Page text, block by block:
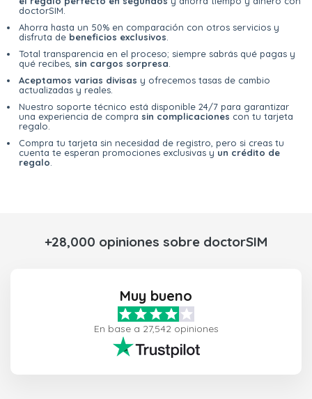
doctorSIM.
Ahorra hasta un 50% en comparación con otros servicios y
disfruta de beneficios exclusivos
Total transparencia en el proceso; siempre sabrás qué pagas y
qué recibes, sin cargos sorpresa
Aceptamos varias divisas y ofrecemos tasas de cambio
actualizadas y reales.
Nuestro soporte técnico está disponible 24/7 para garantizar
una experiencia de compra sin complicaciones con tu tarjeta
regalo.
Compra tu tarjeta sin necesidad de registro, pero si creas tu
cuenta te esperan promociones exclusivas y un crédito de
regalo
+28,000 opiniones sobre doctorSIM
Muy bueno
En base a 27,542 opiniones